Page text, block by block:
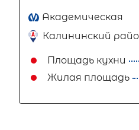
Академическая
Калининский
Площадь кухни
Жилая площадь